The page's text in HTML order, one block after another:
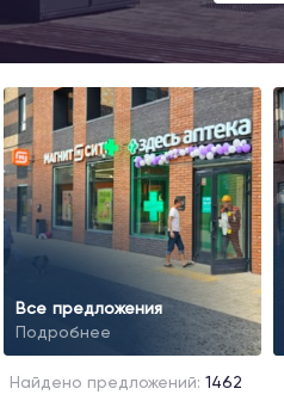
Все предложения
Подробнее
Найдено предложений: 1462